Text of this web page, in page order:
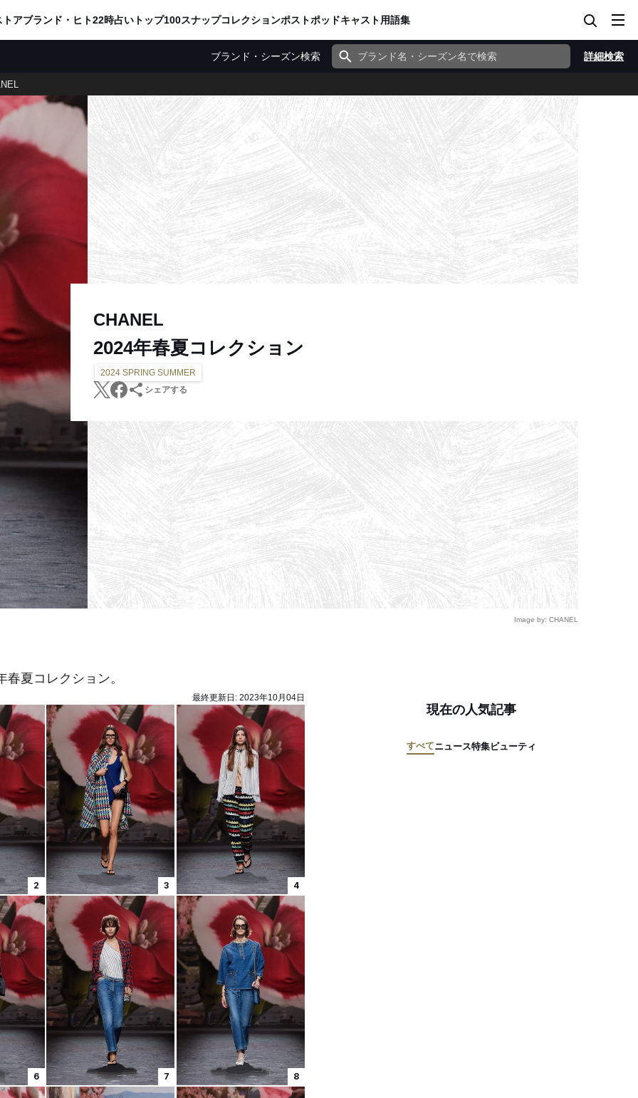
トアブランド・ヒト22時占い トップ100スナップコレクションポストポッドキャスト用語集
ブランド・シーズン検索 詳細検索
CHANEL
2024年春夏コレクション
2024 SPRING SUMMER
シェアする
Image by: CHANEL
夏コレクション。
最終更新日: 2023年10月04日
2 3 4
6 7 8
現在の人気記事
すべてニュース特集ビューティ